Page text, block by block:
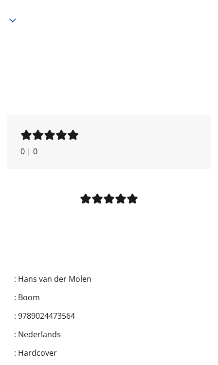
0 | 0
: Hans van der Molen
: Boom
: 9789024473564
: Nederlands
: Hardcover